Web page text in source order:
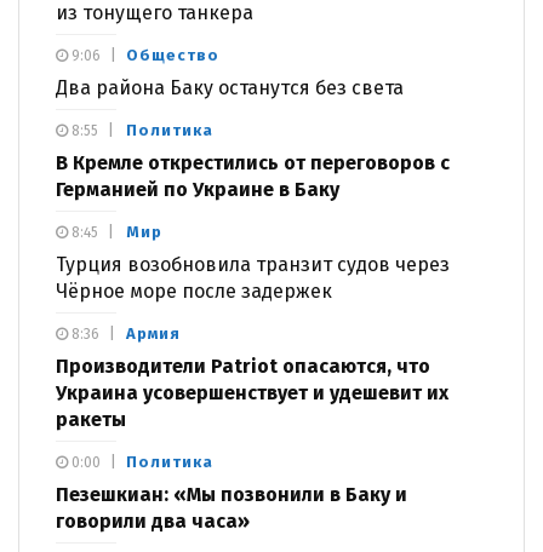
из тонущего танкера
Общество
Два района Баку останутся без света
9:06
Политика
В Кремле открестились от переговоров с
Германией по Украине в Баку
8:55
Мир
Турция возобновила транзит судов через
Чёрное море после задержек
8:45
Армия
Производители Patriot опасаются, что
Украина усовершенствует и удешевит их
ракеты
8:36
Политика
Пезешкиан: «Мы позвонили в Баку и
говорили два часа»
0:00